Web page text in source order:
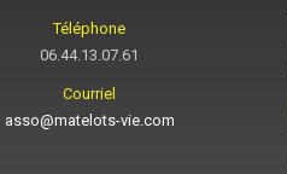
Téléphone
06.44.13.07.61
Courriel
asso@matelots-vie.com